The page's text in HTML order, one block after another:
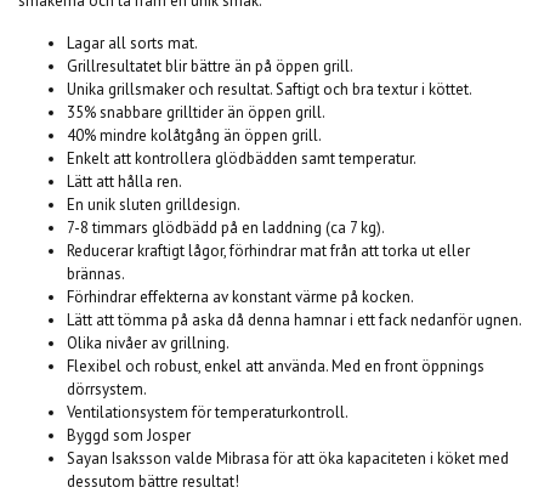
Lagar all sorts mat.
Grillresultatet blir bättre än på öppen grill.
Unika grillsmaker och resultat. Saftigt och bra textur i köttet.
35% snabbare grilltider än öppen grill.
40% mindre kolåtgång än öppen grill.
Enkelt att kontrollera glödbädden samt temperatur.
Lätt att hålla ren.
En unik sluten grilldesign.
7-8 timmars glödbädd på en laddning (ca 7 kg).
Reducerar kraftigt lågor, förhindrar mat från att torka ut eller
brännas.
Förhindrar effekterna av konstant värme på kocken.
Lätt att tömma på aska då denna hamnar i ett fack nedanför ugnen.
Olika nivåer av grillning.
Flexibel och robust, enkel att använda. Med en front öppnings
dörrsystem.
Ventilationsystem för temperaturkontroll.
Byggd som Josper
Sayan Isaksson valde Mibrasa för att öka kapaciteten i köket med
dessutom bättre resultat!